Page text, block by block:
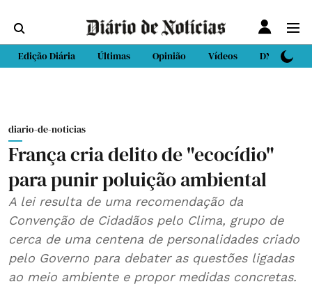
Edição Diária Últimas Opinião Vídeos DN Sport
diario-de-noticias
França cria delito de "ecocídio"
para punir poluição ambiental
A lei resulta de uma recomendação da
Convenção de Cidadãos pelo Clima, grupo de
cerca de uma centena de personalidades criado
pelo Governo para debater as questões ligadas
ao meio ambiente e propor medidas concretas.